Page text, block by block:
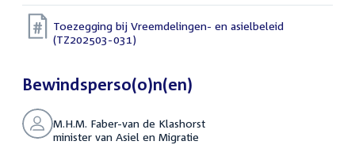
Toezegging bij Vreemdelingen- en asielbeleid
(TZ202503-031)
Bewindsperso(o)n(en)
M.H.M. Faber-van de Klashorst
minister van Asiel en Migratie